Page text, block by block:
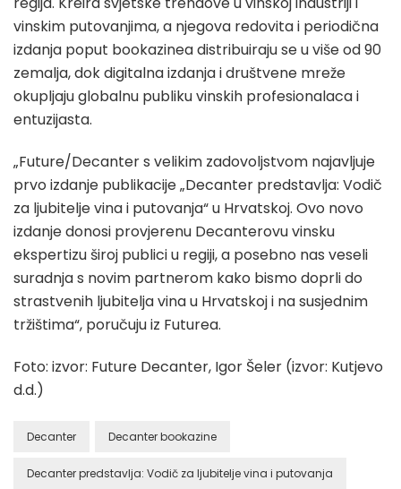
vinskim putovanjima, a njegova redovita i periodična
izdanja poput bookazinea distribuiraju se u više od 90
zemalja, dok digitalna izdanja i društvene mreže
okupljaju globalnu publiku vinskih profesionalaca i
entuzijasta.
„Future/Decanter s velikim zadovoljstvom najavljuje
prvo izdanje publikacije „Decanter predstavlja: Vodič
za ljubitelje vina i putovanja“ u Hrvatskoj. Ovo novo
izdanje donosi provjerenu Decanterovu vinsku
ekspertizu široj publici u regiji, a posebno nas veseli
suradnja s novim partnerom kako bismo doprli do
strastvenih ljubitelja vina u Hrvatskoj i na susjednim
tržištima“, poručuju iz Futurea.
Foto: izvor: Future Decanter, Igor Šeler (izvor: Kutjevo
d.d.)
Decanter Decanter bookazine
Decanter predstavlja: Vodič za ljubitelje vina i putovanja